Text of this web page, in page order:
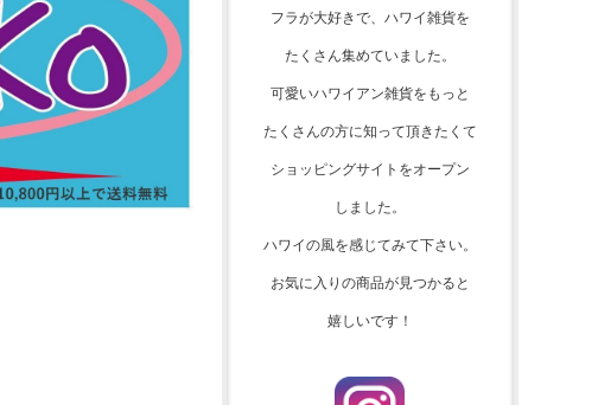
フラが大好きで、 ハワイ雑貨を
たくさん集めていました。
可愛いハワイアン雑貨をもっと
たくさんの方に知って頂きたくて
ショッピングサイトをオープン
しました。
ハワイの風を感じてみて下さい。
お気に入りの商品が見つかると
嬉しいです！